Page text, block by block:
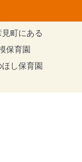
町にある
保育園
し保育園